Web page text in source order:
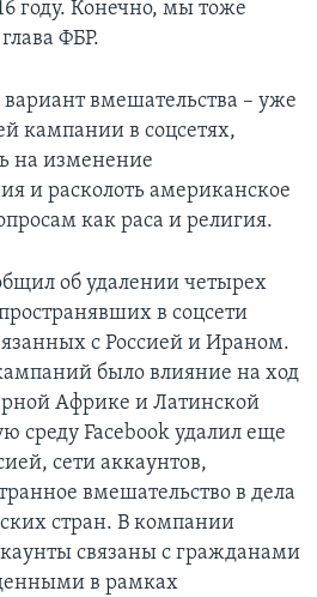
году. Конечно, мы тоже
ФБР.
вмешательства – уже
кампании в соцсетях,
на изменение
и расколоть американское
как раса и религия.
об удалении четырех
в соцсети
с Россией и Ираном.
было влияние на ход
Африке и Латинской
Facebook удалил еще
сети аккаунтов,
вмешательство в дела
стран. В компании
связаны с гражданами
в рамках